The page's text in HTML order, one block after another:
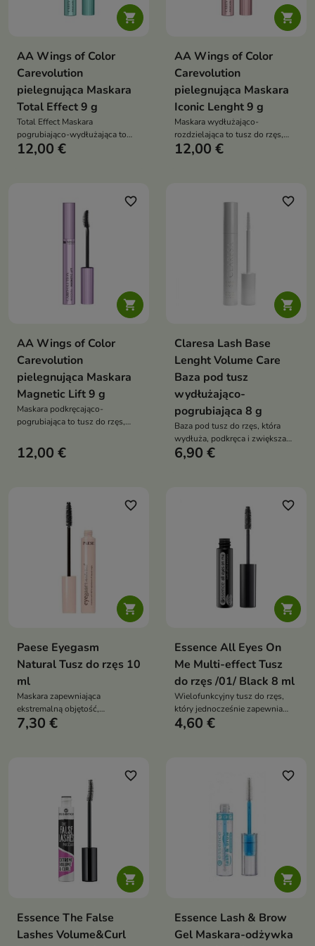

AA Wings of Color
Carevolution
pielegnująca Maskara
Total Effect 9 g
Total Effect Maskara
pogrubiająco-wydłużająca to
tusz do rzęs, który zapewnia
szczoteczce gwarantuje
efektowny makijaż bez grudek i
12,00 €

AA Wings of Color
Carevolution
pielegnująca Maskara
Iconic Lenght 9 g
Maskara wydłużająco-
rozdzielająca to tusz do rzęs,
który zapewnia spektakularne
sprawiają, że rzęsy są nie tylko
pięknie podkreślone, ale także
12,00 €

favorite_border
AA Wings of Color
Carevolution
pielegnująca Maskara
Magnetic Lift 9 g
Maskara podkręcająco-
pogrubiająca to tusz do rzęs,
profesjonalnej laminacji –
uniesione, lśniące i wyraźnie
12,00 €

favorite_border
Claresa Lash Base
Lenght Volume Care
Baza pod tusz
wydłużająco-
pogrubiająca 8 g
Baza pod tusz do rzęs, która
wydłuża, podkręca i zwiększa
objętość rzęs, jednocześnie
6,90 €

favorite_border
Paese Eyegasm
Natural Tusz do rzęs 10
ml
Maskara zapewniająca
ekstremalną objętość,
podkręcenie i efekt push-up już
7,30 €

favorite_border
Essence All Eyes On
Me Multi-effect Tusz
do rzęs /01/ Black 8 ml
Wielofunkcyjny tusz do rzęs,
który jednocześnie zapewnia
maksymalną objętość, widoczne
spojrzeniu wyrazistość i głębię
4,60 €

favorite_border
Essence The False
Lashes Volume&Curl

favorite_border
Essence Lash & Brow
Gel Maskara-odżywka